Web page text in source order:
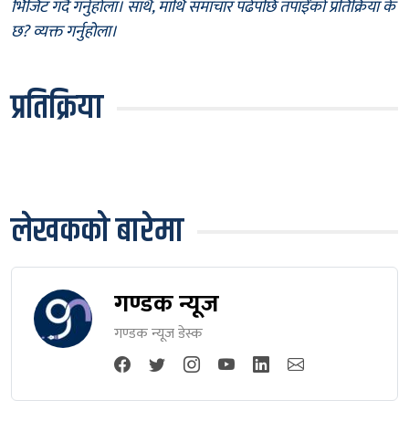
भिजिट गर्दै गर्नुहोला। साथै, माथि समाचार पढेपछि तपाईँको प्रतिक्रिया के
छ? व्यक्त गर्नुहोला।
प्रतिक्रिया
लेखकको बारेमा
गण्डक न्यूज
गण्डक न्यूज डेस्क